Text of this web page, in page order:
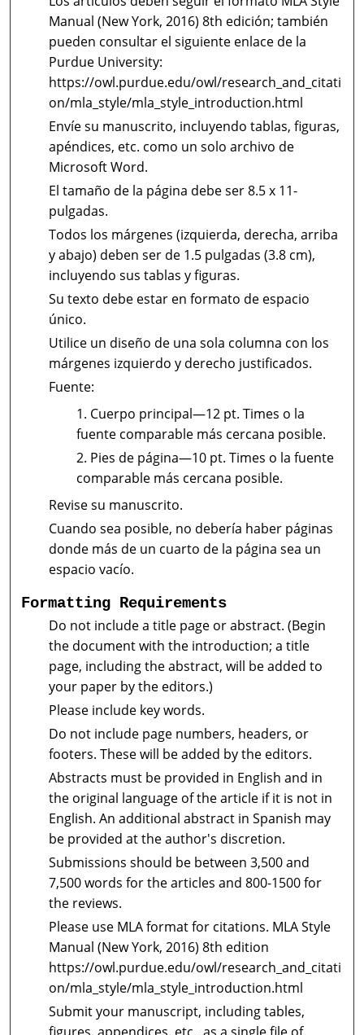
Manual (New York, 2016) 8th edición; también
pueden consultar el siguiente enlace de la
Purdue University:
https://owl.purdue.edu/owl/research_and_citati
on/mla_style/mla_style_introduction.html
Envíe su manuscrito, incluyendo tablas, figuras,
apéndices, etc. como un solo archivo de
Microsoft Word.
El tamaño de la página debe ser 8.5 x 11-
pulgadas.
Todos los márgenes (izquierda, derecha, arriba
y abajo) deben ser de 1.5 pulgadas (3.8 cm),
incluyendo sus tablas y figuras.
Su texto debe estar en formato de espacio
único.
Utilice un diseño de una sola columna con los
márgenes izquierdo y derecho justificados.
Fuente:
Cuerpo principal—12 pt. Times o la
fuente comparable más cercana posible.
Pies de página—10 pt. Times o la fuente
comparable más cercana posible.
Revise su manuscrito.
Cuando sea posible, no debería haber páginas
donde más de un cuarto de la página sea un
espacio vacío.
Formatting Requirements
Do not include a title page or abstract. (Begin
the document with the introduction; a title
page, including the abstract, will be added to
your paper by the editors.)
Please include key words.
Do not include page numbers, headers, or
footers. These will be added by the editors.
Abstracts must be provided in English and in
the original language of the article if it is not in
English. An additional abstract in Spanish may
be provided at the author's discretion.
Submissions should be between 3,500 and
7,500 words for the articles and 800-1500 for
the reviews.
Please use MLA format for citations. MLA Style
Manual (New York, 2016) 8th edition
https://owl.purdue.edu/owl/research_and_citati
on/mla_style/mla_style_introduction.html
Submit your manuscript, including tables,